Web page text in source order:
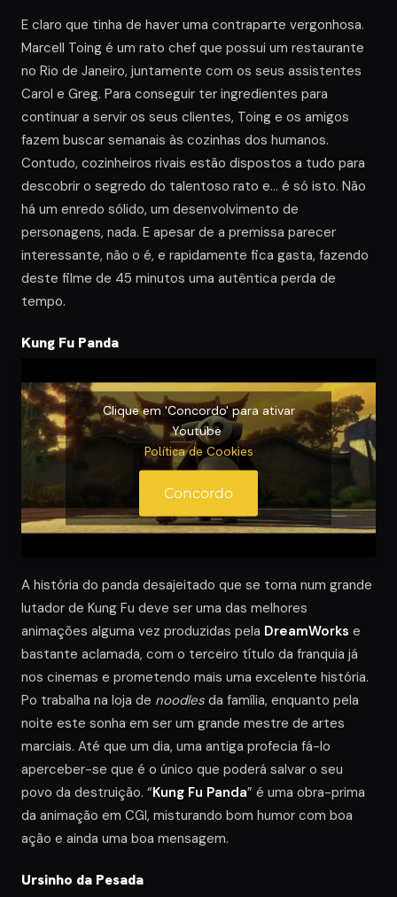
E claro que tinha de haver uma contraparte vergonhosa.
Marcell Toing é um rato chef que possui um restaurante
no Rio de Janeiro, juntamente com os seus assistentes
Carol e Greg. Para conseguir ter ingredientes para
continuar a servir os seus clientes, Toing e os amigos
fazem buscar semanais às cozinhas dos humanos.
Contudo, cozinheiros rivais estão dispostos a tudo para
descobrir o segredo do talentoso rato e… é só isto. Não
há um enredo sólido, um desenvolvimento de
personagens, nada. E apesar de a premissa parecer
interessante, não o é, e rapidamente fica gasta, fazendo
deste filme de 45 minutos uma autêntica perda de
tempo.
Kung Fu Panda
Clique em 'Concordo' para ativar
Youtube
Política de Cookies
Concordo
A história do panda desajeitado que se torna num grande
lutador de Kung Fu deve ser uma das melhores
animações alguma vez produzidas pela DreamWorks e
bastante aclamada, com o terceiro título da franquia já
nos cinemas e prometendo mais uma excelente história.
Po trabalha na loja de noodles da família, enquanto pela
noite este sonha em ser um grande mestre de artes
marciais. Até que um dia, uma antiga profecia fá-lo
aperceber-se que é o único que poderá salvar o seu
povo da destruição. “Kung Fu Panda” é uma obra-prima
da animação em CGI, misturando bom humor com boa
ação e ainda uma boa mensagem.
Ursinho da Pesada